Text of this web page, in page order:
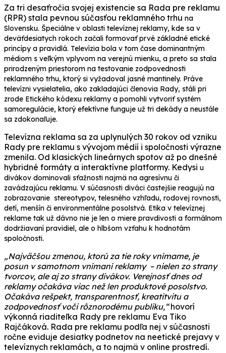
Za tri desaťročia svojej existencie sa Rada pre reklamu
(RPR) stala pevnou súčasťou reklamného trhu na
Slovensku. Špeciálne v oblasti televíznej reklamy, kde sa v
deväťdesiatych rokoch začali formovať prvé základné etické
princípy a pravidlá. Televízia bola v tom čase dominantným
médiom s veľkým vplyvom na verejnú mienku, a preto sa stala
prirodzeným priestorom na testovanie zodpovednosti
reklamného trhu, ktorý si vyžadoval jasné mantinely. Práve
televízni vysielatelia, ako zakladajúci členovia Rady, stáli pri
zrode Etického kódexu reklamy a pomohli vytvoriť systém
samoregulácie, ktorý efektívne funguje už tri dekády a neustále
sa zdokonaľuje.
Televízna reklama sa za uplynulých 30 rokov od vzniku
Rady pre reklamu s vývojom médií i spoločnosti výrazne
zmenila. Od klasických lineárnych spotov až po dnešné
hybridné formáty a interaktívne platformy. Kedysi u
divákov dominovali sťažnosti najmä na agresívnu či
zavádzajúcu reklamu. V súčasnosti diváci častejšie reagujú na
zobrazovanie stereotypov, telesného vzhľadu, rodovej rovnosti,
detí, menšín či environmentálne posolstvá. Etika v televíznej
reklame tak už dávno nie je len o miere pravdivosti a formálnom
dodržiavaní pravidiel, ale o hlbšom vzťahu k hodnotám
spoločnosti.
„Najväčšou zmenou, ktorú za tie roky vnímame, je
posun v samotnom vnímaní reklamy – nielen zo strany
tvorcov, ale aj zo strany divákov. Verejnosť dnes od
reklamy očakáva viac než len produktové posolstvo.
Očakáva rešpekt, transparentnosť, kreatitvitu a
zodpovednosť voči rôznorodému publiku,“hovorí
výkonná riaditeľka Rady pre reklamu Eva Tiko
Rajčáková. Rada pre reklamu podľa nej v súčasnosti
ročne eviduje desiatky podnetov na neetické prejavy v
televíznych reklamách, a to najmä v online prostredí.